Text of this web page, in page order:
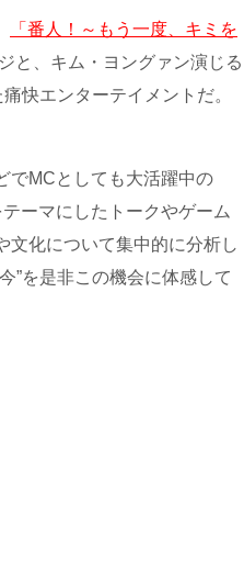
「番人！～もう一度、キミを
と、キム・ヨングァン演じる
快エンターテイメントだ。
でMCとしても大活躍中の
ーマにしたトークやゲーム
文化について集中的に分析し
”を是非この機会に体感して